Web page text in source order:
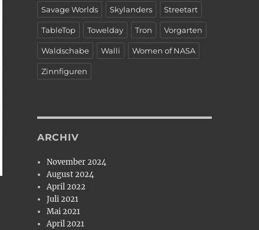
Savage Worlds Skylanders Streetart
TableTop Towelday Tron Vorgarten
Waldschabe Walli Women of NASA
Zinnfiguren
ARCHIV
November 2024
August 2024
April 2022
Juli 2021
Mai 2021
April 2021